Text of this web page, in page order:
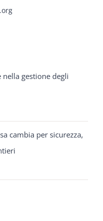
gestione degli
cambia per sicurezza,